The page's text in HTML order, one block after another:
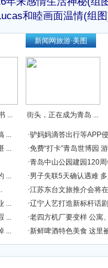
和睦画面温情(组